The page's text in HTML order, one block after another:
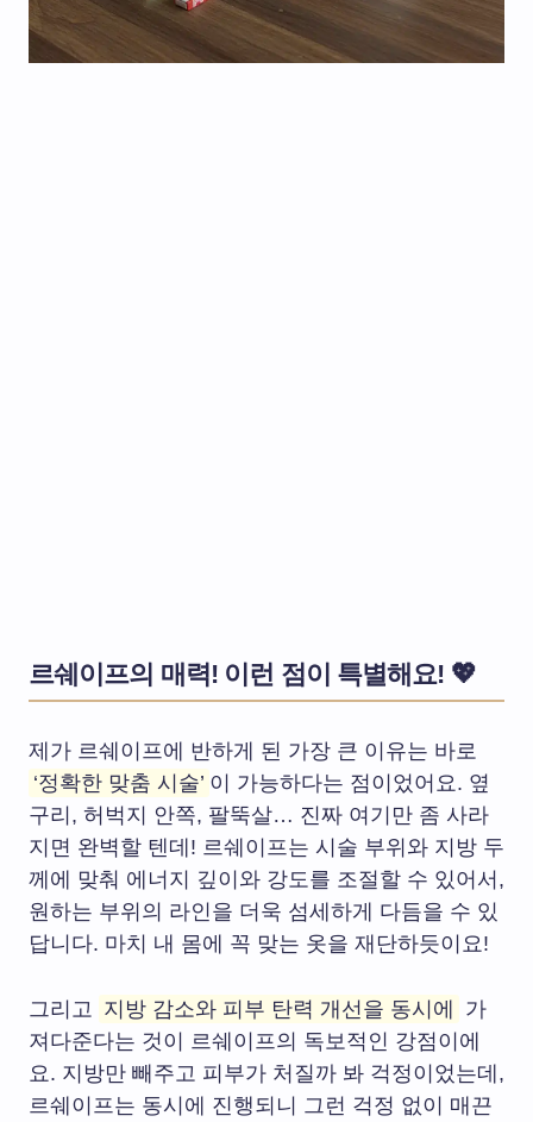
르쉐이프의 매력! 이런 점이 특별해요! 💖
제가 르쉐이프에 반하게 된 가장 큰 이유는 바로
‘정확한 맞춤 시술’ 이 가능하다는 점이었어요. 옆
구리, 허벅지 안쪽, 팔뚝살… 진짜 여기만 좀 사라
지면 완벽할 텐데! 르쉐이프는 시술 부위와 지방 두
께에 맞춰 에너지 깊이와 강도를 조절할 수 있어서,
원하는 부위의 라인을 더욱 섬세하게 다듬을 수 있
답니다. 마치 내 몸에 꼭 맞는 옷을 재단하듯이요!
그리고 지방 감소와 피부 탄력 개선을 동시에 가
져다준다는 것이 르쉐이프의 독보적인 강점이에
요. 지방만 빼주고 피부가 처질까 봐 걱정이었는데,
르쉐이프는 동시에 진행되니 그런 걱정 없이 매끈